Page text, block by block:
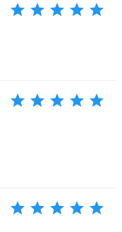
star star star star star
star star star star star
star star star star star